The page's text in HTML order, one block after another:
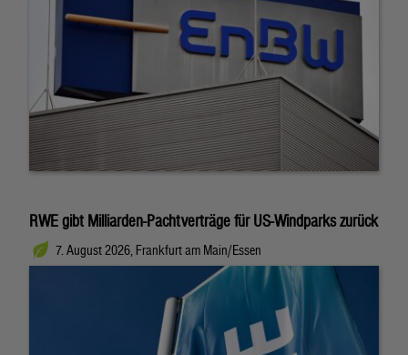
RWE gibt Milliarden-Pachtverträge für US-Windparks zurück
7. August 2026, Frankfurt am Main/Essen